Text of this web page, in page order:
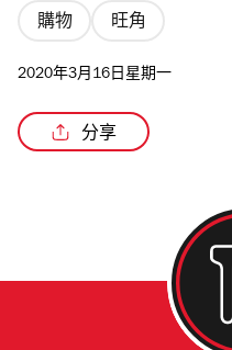
購物 旺角
2020年3月16日星期一
分享